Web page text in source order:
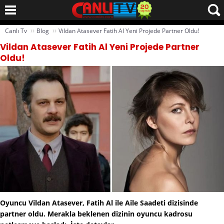
Canlı Tv ›› Blog ›› Vildan Atasever Fatih Al Yeni Projede Partner Oldu!
Vildan Atasever Fatih Al Yeni Projede Partner
Oldu!
Oyuncu Vildan Atasever, Fatih Al ile Aile Saadeti dizisinde
partner oldu. Merakla beklenen dizinin oyuncu kadrosu